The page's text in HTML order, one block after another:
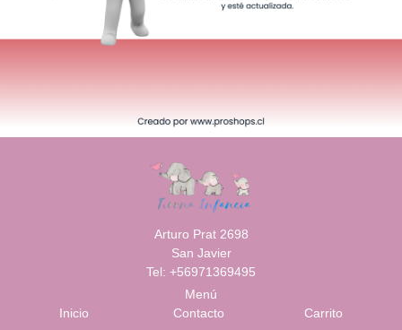
Arturo Prat 2698
San Javier
Tel: +56971369495
Menú
Inicio
Contacto Carrito